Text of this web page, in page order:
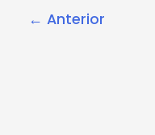
← Anterior